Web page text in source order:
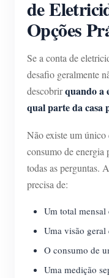
de
Opções
Se a conta de
desafio geralmente
descobrirquando a
qual parte da casa
Não existe um
consumo de energia
todas as perguntas.
precisa de:
Um total
Uma visão geral
O consumo de
Uma medição